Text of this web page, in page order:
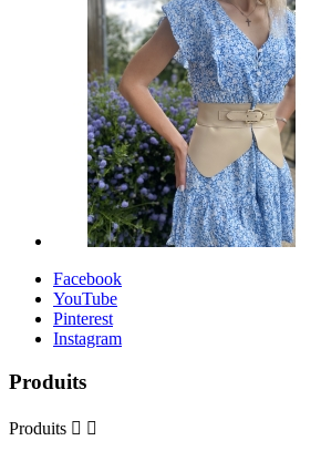
Facebook
YouTube
Pinterest
Instagram
Produits
Produits  